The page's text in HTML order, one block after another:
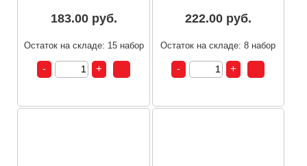
183.00 руб.
Остаток на складе: 15 набор
222.00 руб.
Остаток на складе: 8 набор